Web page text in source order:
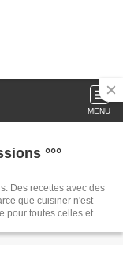
MENU
°°°
Des recettes avec des
que cuisiner n'est
pour toutes celles et